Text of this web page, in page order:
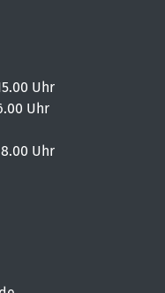
Uhr
Uhr
Uhr